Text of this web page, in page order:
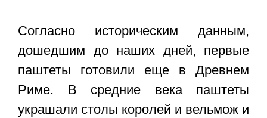
Согласно историческим данным,
дошедшим до наших дней, первые
паштеты готовили еще в Древнем
Риме. В средние века паштеты
украшали столы королей и вельмож и